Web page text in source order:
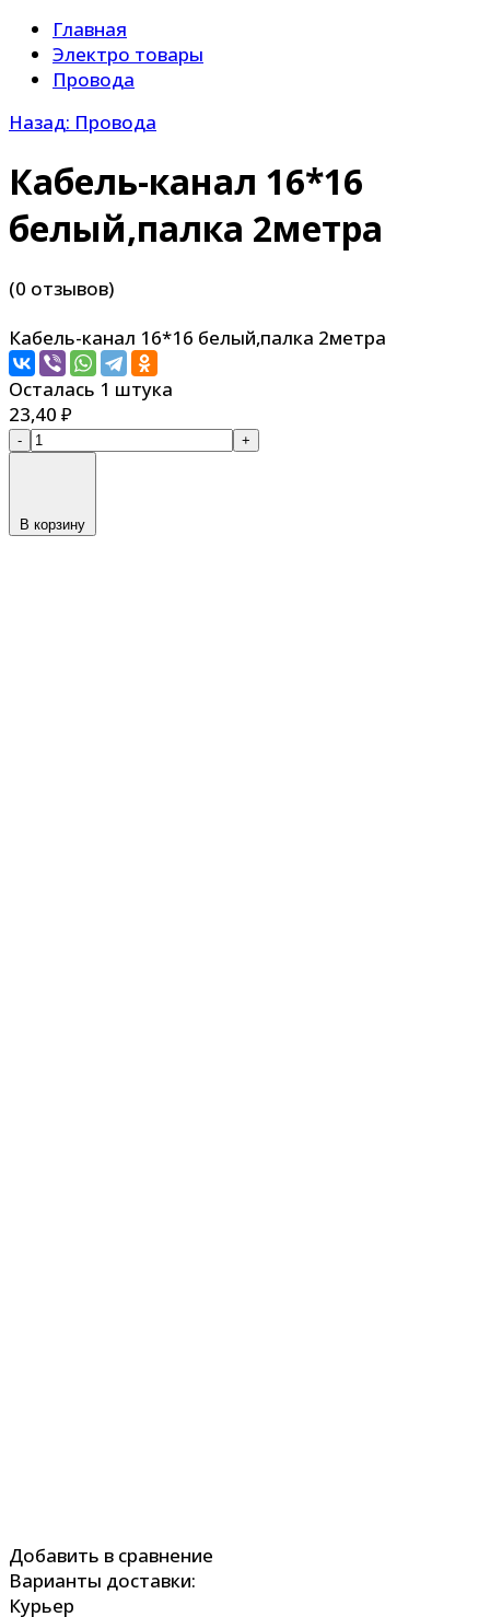
Главная
Электро товары
Провода
Назад: Провода
Кабель-канал 16*16
белый,палка 2метра
(0 отзывов)
Кабель-канал 16*16 белый,палка 2метра
Осталась 1 штука
23,40 ₽
- +
В корзину
Добавить в сравнение
Варианты доставки:
Курьер